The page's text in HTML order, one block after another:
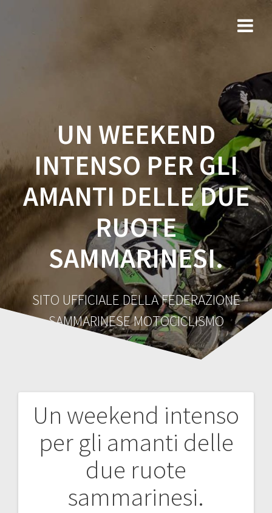
UN WEEKEND
INTENSO PER GLI
AMANTI DELLE DUE
RUOTE
SAMMARINESI.
SITO UFFICIALE DELLA FEDERAZIONE
SAMMARINESE MOTOCICLISMO
Un weekend intenso
per gli amanti delle
due ruote
sammarinesi.
Navigazione
articoli